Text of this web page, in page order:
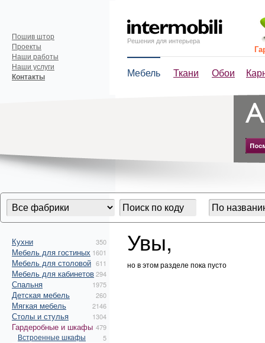
Решения для интерьера
Мебель Ткани Обои
Пошив штор
Проекты
Наши работы
Наши услуги
Контакты
Кухни 350
Мебель для гостиных 1601
Мебель для столовой 611
Мебель для кабинетов294
Спальня 1975
Детская мебель 260
Мягкая мебель 2146
Столы и стулья 1304
Гардеробные и шкафы 479
Встроенные шкафы 5
Увы,
но в этом разделе пока пусто